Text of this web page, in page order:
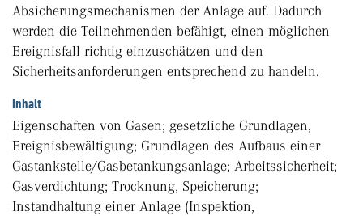
Absicherungsmechanismen der Anlage auf. Dadurch
werden die Teilnehmenden befähigt, einen möglichen
Ereignisfall richtig einzuschätzen und den
Sicherheitsanforderungen entsprechend zu handeln.
Inhalt
Eigenschaften von Gasen; gesetzliche Grundlagen,
Ereignisbewältigung; Grundlagen des Aufbaus einer
Gastankstelle/Gasbetankungsanlage; Arbeitssicherheit;
Gasverdichtung; Trocknung, Speicherung;
Instandhaltung einer Anlage (Inspektion,